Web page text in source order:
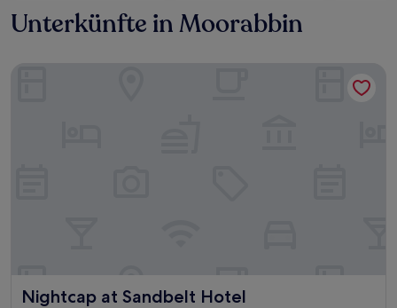
Unterkünfte in Moorabbin
Nightcap at Sandbelt Hotel
Nightcap at Sandbelt Hotel